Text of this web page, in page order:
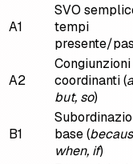
A1
SVO
tempi
presente/
A2
Congiunzioni
coordinanti (
but, so)
B1
base (
when, if)